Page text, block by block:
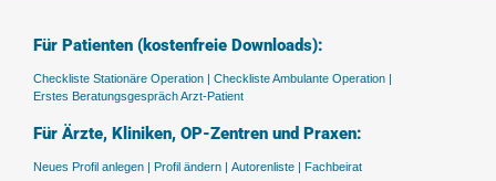
Für Patienten (kostenfreie Downloads):
Checkliste Stationäre Operation | Checkliste Ambulante Operation |
Erstes Beratungsgespräch Arzt-Patient
Für Ärzte, Kliniken, OP-Zentren und Praxen:
Neues Profil anlegen | Profil ändern | Autorenliste | Fachbeirat